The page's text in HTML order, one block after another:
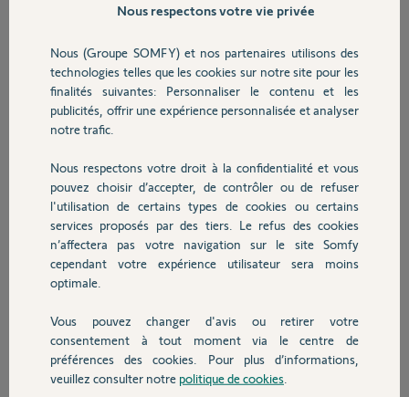
Sécurité
Domotique
Chauffage
Autres produits
Devis avec un pro
Contact
il y a presque 6 ans
Participer au fil de discussion
Réponses
Absolument, même autant de radiateurs que vous voulez.
Il faudra que les FP de chaque radiateurs lui soient connectés.
Attention...!!! Dans ce cas vous n'aurez qu'une seule icone de radiateur
Bonne soirée
Anonyme
Nous respectons votre vie privée
Nous (Groupe SOMFY) et nos partenaires utilisons des
technologies telles que les cookies sur notre site pour les
finalités suivantes: Personnaliser le contenu et les
publicités, offrir une expérience personnalisée et analyser
notre trafic.
Nous respectons votre droit à la confidentialité et vous
pouvez choisir d’accepter, de contrôler ou de refuser
l'utilisation de certains types de cookies ou certains
services proposés par des tiers. Le refus des cookies
n’affectera pas votre navigation sur le site Somfy
cependant votre expérience utilisateur sera moins
optimale.
Vous pouvez changer d'avis ou retirer votre
consentement à tout moment via le centre de
préférences des cookies. Pour plus d’informations,
veuillez consulter notre politique de cookies